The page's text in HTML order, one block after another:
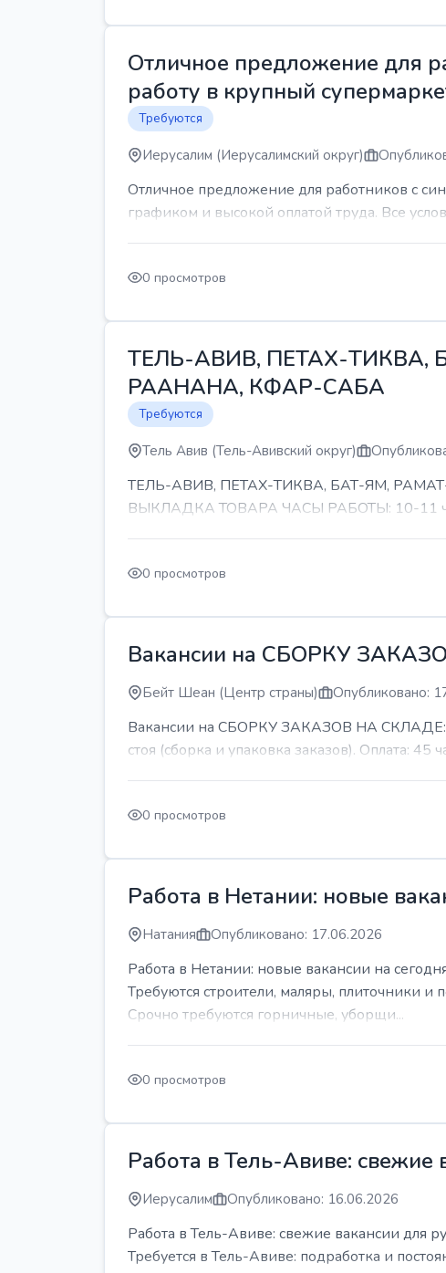
Отличное предложение для
работу в крупный
Требуются
Иерусалим (Иерусалимский округ)
Отличное предложение для работников с
графиком и высокой оплатой труда. Все
0 просмотров
ТЕЛЬ-АВИВ, ПЕТАХ-
РААНАНА, КФАР-САБА
Требуются
Тель Авив (Тель-Авивский округ)
ТЕЛЬ-АВИВ, ПЕТАХ-ТИКВА, БАТ-ЯМ,
ВЫКЛАДКА ТОВАРА ЧАСЫ РАБОТЫ: 10-11
0 просмотров
Вакансии на СБОРКУ
Бейт Шеан (Центр страны) Опубликовано:
Вакансии на СБОРКУ ЗАКАЗОВ НА СКЛАДЕ: с
стоя (сборка и упаковка заказов). Оплата: 45
0 просмотров
Работа в Нетании: новые
Натания Опубликовано: 17.06.2026
Работа в Нетании: новые вакансии на
Требуются строители, маляры, плиточники и
Срочно требуются горничные, уборщи...
0 просмотров
Работа в Тель-Авиве: свежие
Иерусалим Опубликовано: 16.06.2026
Работа в Тель-Авиве: свежие вакансии для
Требуется в Тель-Авиве: подработка и